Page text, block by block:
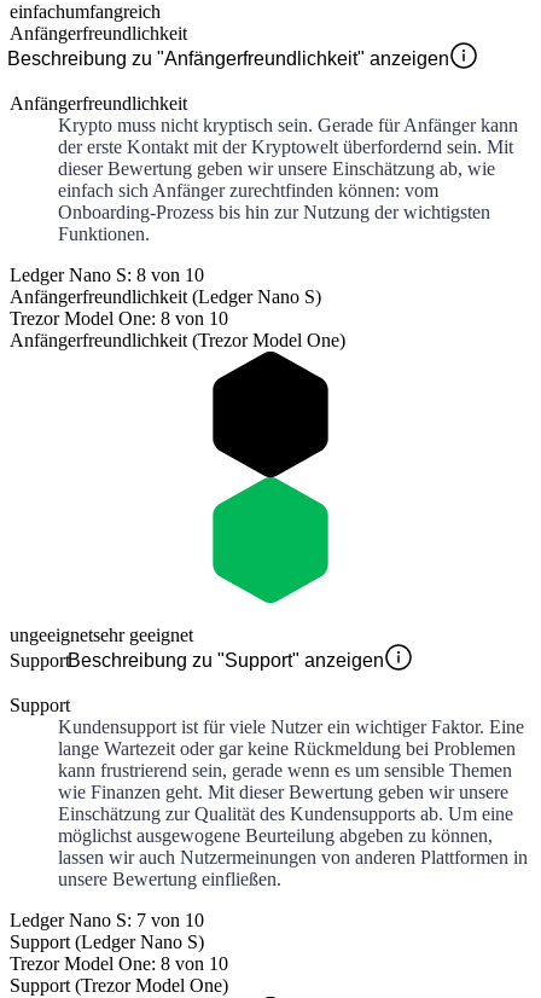
einfachumfangreich
Anfängerfreundlichkeit
Beschreibung zu "Anfängerfreundlichkeit" anzeigen
Anfängerfreundlichkeit
Krypto muss nicht kryptisch sein. Gerade für Anfänger kann
der erste Kontakt mit der Kryptowelt überfordernd sein. Mit
dieser Bewertung geben wir unsere Einschätzung ab, wie
einfach sich Anfänger zurechtfinden können: vom
Onboarding-Prozess bis hin zur Nutzung der wichtigsten
Funktionen.
Ledger Nano S: 8 von 10
Anfängerfreundlichkeit (Ledger Nano S)
Trezor Model One: 8 von 10
Anfängerfreundlichkeit (Trezor Model One)
ungeeignetsehr geeignet
SupportBeschreibung zu "Support" anzeigen
Support
Kundensupport ist für viele Nutzer ein wichtiger Faktor. Eine
lange Wartezeit oder gar keine Rückmeldung bei Problemen
kann frustrierend sein, gerade wenn es um sensible Themen
wie Finanzen geht. Mit dieser Bewertung geben wir unsere
Einschätzung zur Qualität des Kundensupports ab. Um eine
möglichst ausgewogene Beurteilung abgeben zu können,
lassen wir auch Nutzermeinungen von anderen Plattformen in
unsere Bewertung einfließen.
Ledger Nano S: 7 von 10
Support (Ledger Nano S)
Trezor Model One: 8 von 10
Support (Trezor Model One)